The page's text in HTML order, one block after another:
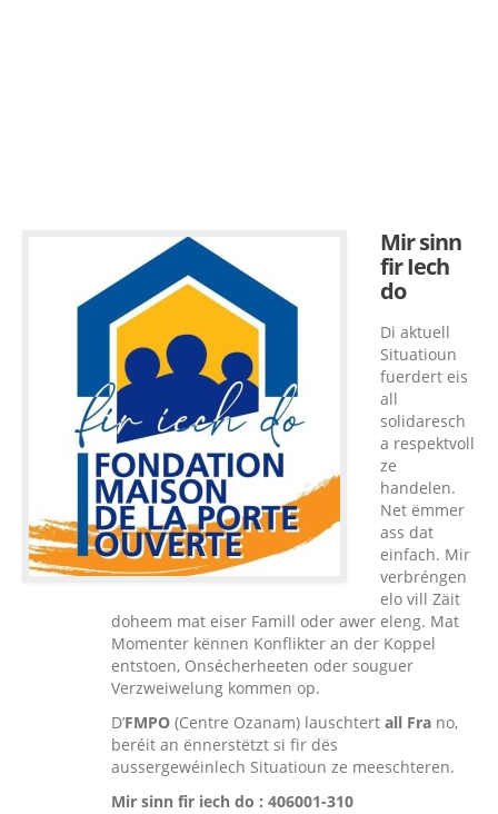
Mir sinn
fir Iech
do
Di aktuell
Situatioun
fuerdert eis
all
solidaresch
a respektvoll
ze
handelen.
Net ëmmer
ass dat
einfach. Mir
verbréngen
elo vill Zäit
doheem mat eiser Famill oder awer eleng. Mat
Momenter kënnen Konflikter an der Koppel
entstoen, Onsécherheeten oder souguer
Verzweiwelung kommen op.
D’FMPO (Centre Ozanam) lauschtert all Fra no,
beréit an ënnerstëtzt si fir dës
aussergewéinlech Situatioun ze meeschteren.
Mir sinn fir iech do : 406001-310